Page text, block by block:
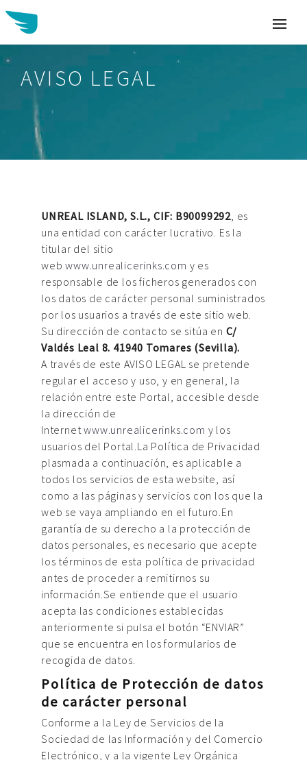
AVISO LEGAL
UNREAL ISLAND, S.L., CIF: B90099292, es
una entidad con carácter lucrativo. Es la
titular del sitio
webwww.unrealicerinks.com y es
responsable de los ficheros generados con
los datos de carácter personal suministrados
por los usuarios a través de este sitio web.
Su dirección de contacto se sitúa en C/
Valdés Leal 8. 41940 Tomares (Sevilla).
A través de este AVISO LEGAL se pretende
regular el acceso y uso, y en general, la
relación entre este Portal, accesible desde
la dirección de
Internetwww.unrealicerinks.com y los
usuarios del Portal.La Política de Privacidad
plasmada a continuación, es aplicable a
todos los servicios de esta website, así
como a las páginas y servicios con los que la
web se vaya ampliando en el futuro.En
garantía de su derecho a la protección de
datos personales, es necesario que acepte
los términos de esta política de privacidad
antes de proceder a remitirnos su
información.Se entiende que el usuario
acepta las condiciones establecidas
anteriormente si pulsa el botón “ENVIAR”
que se encuentra en los formularios de
recogida de datos.
Política de Protección de datos
de carácter personal
Conforme a la Ley de Servicios de la
Sociedad de las Información y del Comercio
Electrónico, y a la vigente Ley Orgánica
Buscar: